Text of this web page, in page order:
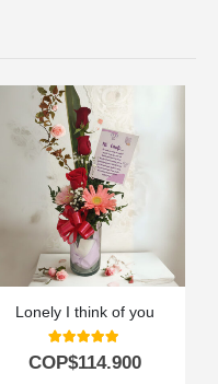
Lonely I think of you
5.00out of 5
COP$114.900